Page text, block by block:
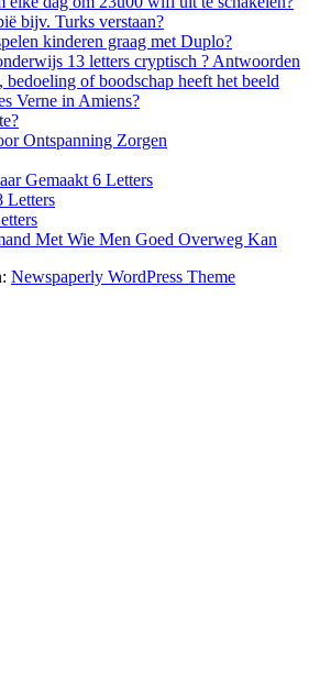
bijv. Turks verstaan?
kinderen graag met Duplo?
13 letters cryptisch ? Antwoorden
of boodschap heeft het beeld
Verne in Amiens?
Ontspanning Zorgen
Gemaakt 6 Letters
Letters
Met Wie Men Goed Overweg Kan
Newspaperly WordPress Theme